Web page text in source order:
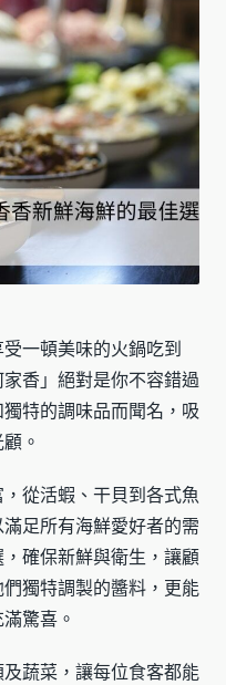
一頓美味的火鍋吃到
香」絕對是你不容錯過
特的調味品而聞名，吸
。
，從活蝦、干貝到各式魚
足所有海鮮愛好者的需
確保新鮮與衛生，讓顧
獨特調製的醬料，更能
驚喜。
蔬菜，讓每位食客都能